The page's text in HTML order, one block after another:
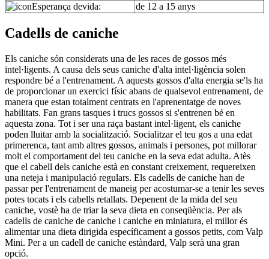
Esperança devida:
de 12 a 15 anys
Cadells de caniche
Els caniche són considerats una de les races de gossos més
intel·ligents. A causa dels seus caniche d'alta intel·ligència solen
respondre bé a l'entrenament. A aquests gossos d'alta energia se'ls ha
de proporcionar un exercici físic abans de qualsevol entrenament, de
manera que estan totalment centrats en l'aprenentatge de noves
habilitats. Fan grans tasques i trucs gossos si s'entrenen bé en
aquesta zona. Tot i ser una raça bastant intel·ligent, els caniche
poden lluitar amb la socialització. Socialitzar el teu gos a una edat
primerenca, tant amb altres gossos, animals i persones, pot millorar
molt el comportament del teu caniche en la seva edat adulta. Atès
que el cabell dels caniche està en constant creixement, requereixen
una neteja i manipulació regulars. Els cadells de caniche han de
passar per l'entrenament de maneig per acostumar-se a tenir les seves
potes tocats i els cabells retallats. Depenent de la mida del seu
caniche, vostè ha de triar la seva dieta en conseqüència. Per als
cadells de caniche de caniche i caniche en miniatura, el millor és
alimentar una dieta dirigida específicament a gossos petits, com Valp
Mini. Per a un cadell de caniche estàndard, Valp serà una gran
opció.